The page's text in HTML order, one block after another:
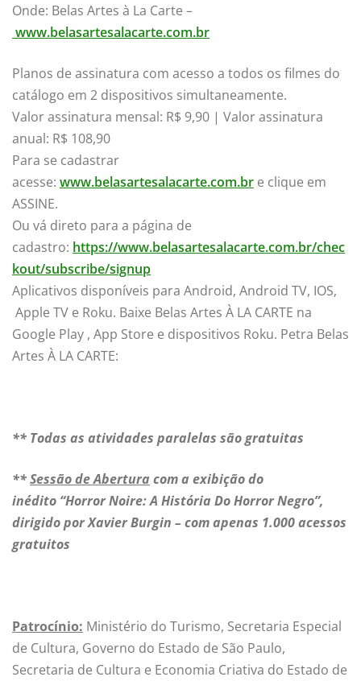
Onde: Belas Artes à La Carte –
www.belasartesalacarte.com.br
Planos de assinatura com acesso a todos os filmes do
catálogo em 2 dispositivos simultaneamente.
Valor assinatura mensal: R$ 9,90 | Valor assinatura
anual: R$ 108,90
Para se cadastrar
acesse: www.belasartesalacarte.com.br e clique em
ASSINE.
Ou vá direto para a página de
cadastro: https://www.belasartesalacarte.com.br/chec
kout/subscribe/signup
Aplicativos disponíveis para Android, Android TV, IOS,
Apple TV e Roku. Baixe Belas Artes À LA CARTE na
Google Play , App Store e dispositivos Roku. Petra Belas
Artes À LA CARTE:
** Todas as atividades paralelas são gratuitas
**Sessão de Abertura com a exibição do
inédito “Horror Noire: A História Do Horror Negro”,
dirigido por Xavier Burgin – com apenas 1.000 acessos
gratuitos
Patrocínio: Ministério do Turismo, Secretaria Especial
de Cultura, Governo do Estado de São Paulo,
Secretaria de Cultura e Economia Criativa do Estado de